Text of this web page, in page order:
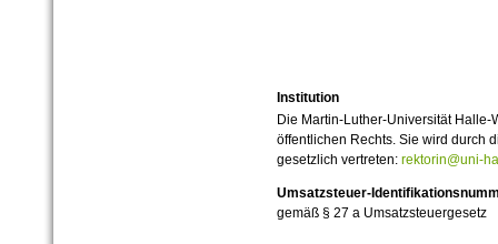
Institution
Die Martin-Luther-Universität
öffentlichen Rechts. Sie wird durch
gesetzlich vertreten: rektorin@uni-
Umsatzsteuer-
gemäß § 27 a Umsatzsteuergesetz